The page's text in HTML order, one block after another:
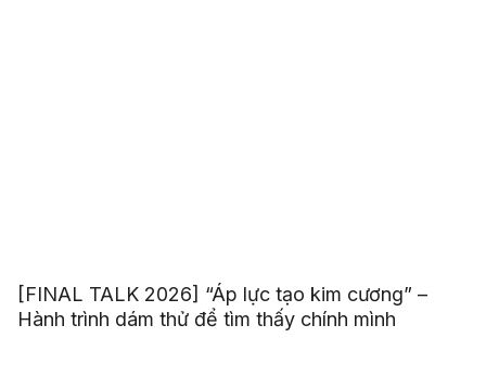
[FINAL TALK 2026] “Áp lực tạo kim cương” –
Hành trình dám thử để tìm thấy chính mình